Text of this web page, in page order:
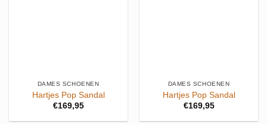
DAMES SCHOENEN
Hartjes Pop Sandal
€169,95
DAMES SCHOENEN
Hartjes Pop Sandal
€169,95